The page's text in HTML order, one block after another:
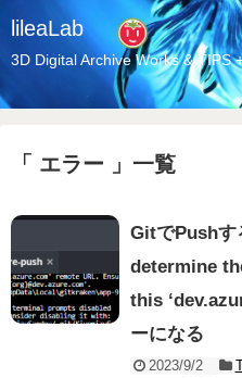
lileaLab
3D Digital Archive Works & TIPS
「 エラー 」一覧
GitでPush
determine
this
ーになる
2023/9/2